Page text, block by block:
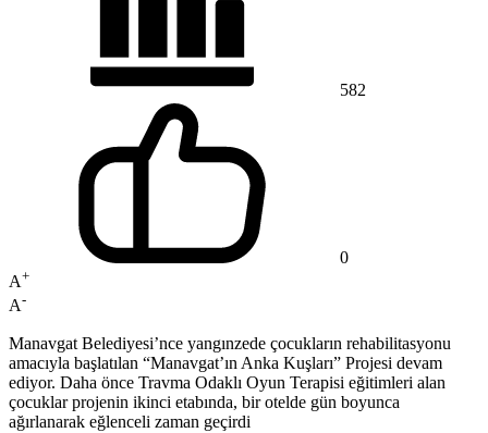
582
0
A+
A-
Manavgat Belediyesi’nce yangınzede çocukların rehabilitasyonu
amacıyla başlatılan “Manavgat’ın Anka Kuşları” Projesi devam
ediyor. Daha önce Travma Odaklı Oyun Terapisi eğitimleri alan
çocuklar projenin ikinci etabında, bir otelde gün boyunca
ağırlanarak eğlenceli zaman geçirdi